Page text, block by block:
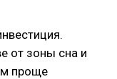
от зоны сна и
проще